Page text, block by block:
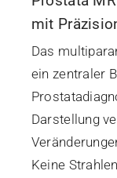
mit
Das
ein zentraler
Darstellung
Keine